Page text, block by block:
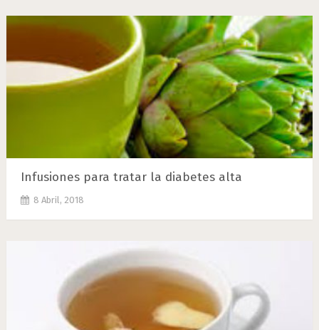
Infusiones para tratar la diabetes alta
8 Abril, 2018